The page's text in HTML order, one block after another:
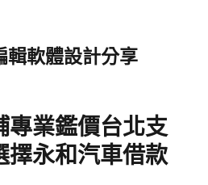
軟體設計分享
專業鑑價台北支
擇永和汽車借款